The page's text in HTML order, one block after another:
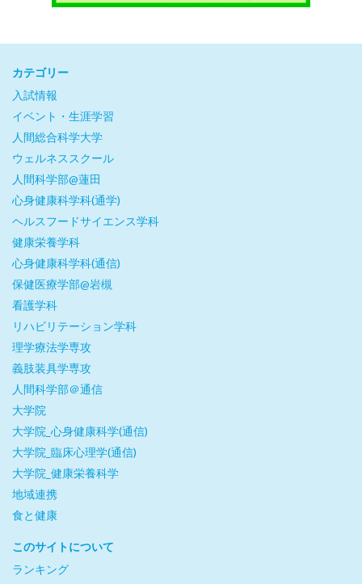
カテゴリー
入試情報
イベント・生涯学習
人間総合科学大学
ウェルネススクール
人間科学部@蓮田
心身健康科学科(通学)
ヘルスフードサイエンス学科
健康栄養学科
心身健康科学科(通信)
保健医療学部@岩槻
看護学科
リハビリテーション学科
理学療法学専攻
義肢装具学専攻
人間科学部＠通信
大学院
大学院_心身健康科学(通信)
大学院_臨床心理学(通信)
大学院_健康栄養科学
地域連携
食と健康
このサイトについて
ランキング